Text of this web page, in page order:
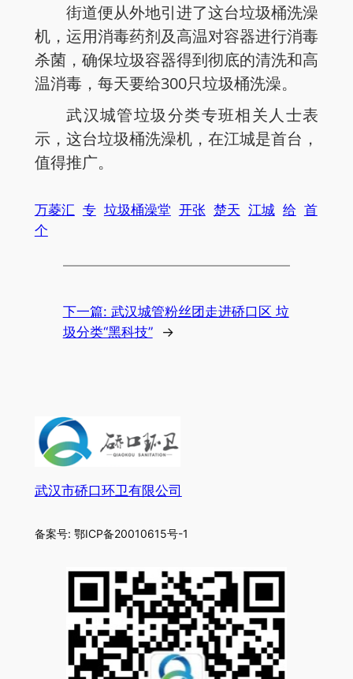
街道便从外地引进了这台垃圾桶洗澡
机，运用消毒药剂及高温对容器进行消毒
杀菌，确保垃圾容器得到彻底的清洗和高
温消毒，每天要给300只垃圾桶洗澡。
武汉城管垃圾分类专班相关人士表
示，这台垃圾桶洗澡机，在江城是首台，
值得推广。
万菱汇 专 垃圾桶澡堂 开张 楚天 江城 给 首
个
下一篇: 武汉城管粉丝团走进硚口区 垃
圾分类“黑科技”
→
武汉市硚口环卫有限公司
备案号: 鄂ICP备20010615号-1